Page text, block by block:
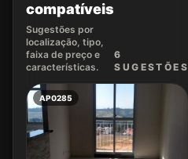
compatíveis
Sugestões por
localização, tipo,
faixa de preço e
características.
6
SUGEST ÕES
AP0285